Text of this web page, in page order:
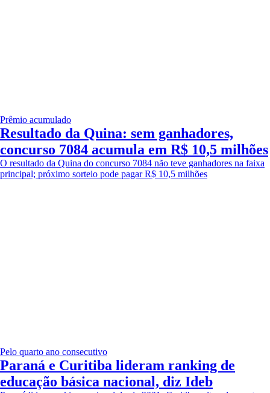
Prêmio acumulado
Resultado da Quina: sem ganhadores,
concurso 7084 acumula em R$ 10,5 milhões
O resultado da Quina do concurso 7084 não teve ganhadores na faixa
principal; próximo sorteio pode pagar R$ 10,5 milhões
Pelo quarto ano consecutivo
Paraná e Curitiba lideram ranking de
educação básica nacional, diz Ideb